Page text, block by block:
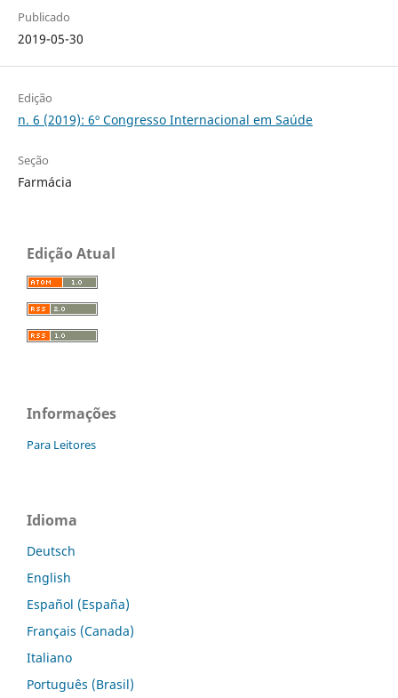
Publicado
2019-05-30
Edição
n. 6 (2019): 6º Congresso Internacional em Saúde
Seção
Farmácia
Edição Atual
Informações
Para Leitores
Idioma
Deutsch
English
Español (España)
Français (Canada)
Italiano
Português (Brasil)